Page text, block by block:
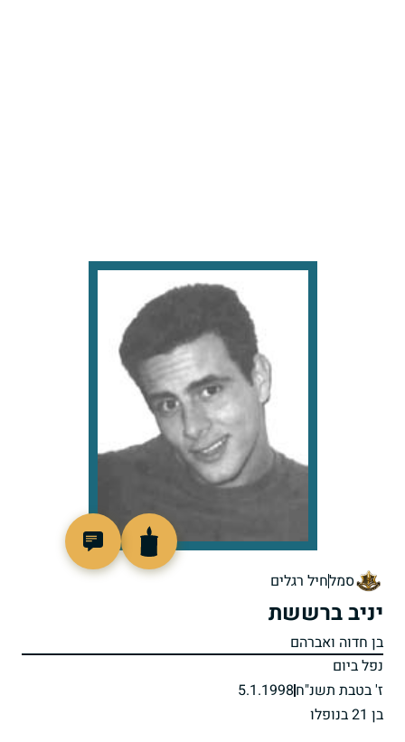
סמלחיל רגלים
יניב ברששת
בן חדוה ואברהם
נפל ביום
ז' בטבת תשנ"ח5.1.1998
בן 21 בנופלו